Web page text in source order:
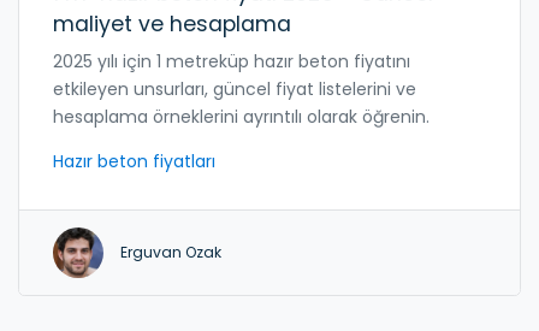
maliyet ve hesaplama
2025 yılı için 1 metreküp hazır beton fiyatını
etkileyen unsurları, güncel fiyat listelerini ve
hesaplama örneklerini ayrıntılı olarak öğrenin.
Hazır beton fiyatları
Erguvan Ozak